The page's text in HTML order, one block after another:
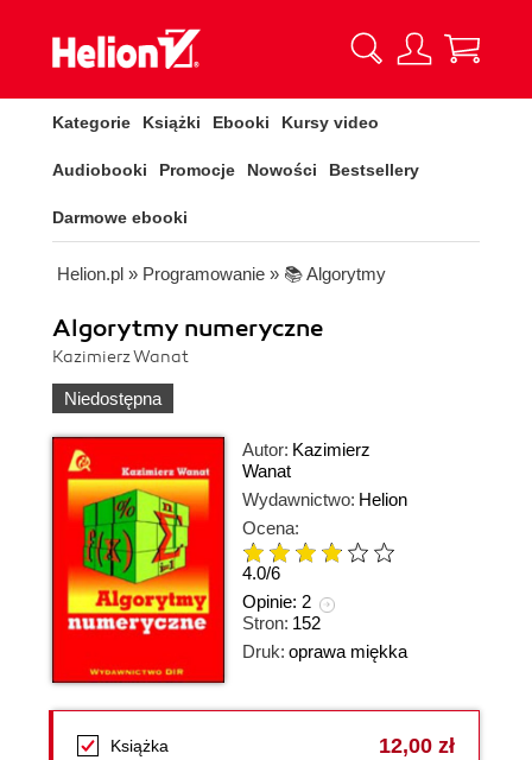
Kategorie Książki Ebooki Kursy video
Audiobooki Promocje Nowości Bestsellery
Darmowe ebooki
Helion.pl » Programowanie » 📚 Algorytmy
Algorytmy numeryczne
Kazimierz Wanat
Niedostępna
Autor: Kazimierz
Wanat
Wydawnictwo: Helion
Ocena:
4.0/6
Opinie: 2
Stron: 152
Druk: oprawa miękka
Książka 12,00 zł